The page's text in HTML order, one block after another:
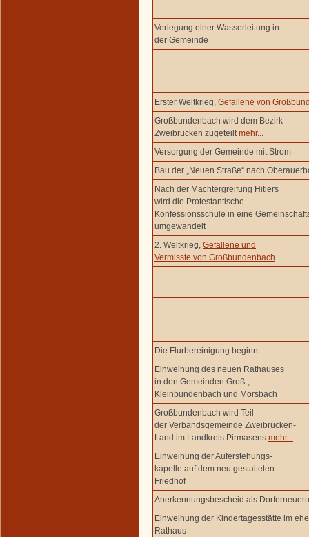
Verlegung einer Wasserleitung in
der Gemeinde
Erster Weltkrieg, Gefallene von
Großbundenbach wird dem Bezirk
Zweibrücken zugeteilt mehr...
Versorgung der Gemeinde mit Strom
Bau der „Neuen Straße“ nach
Nach der Machtergreifung Hitlers
wird die Protestantische
Konfessionsschule in eine
umgewandelt
2. Weltkrieg, Gefallene und
Vermisste von Großbundenbach
Die Flurbereinigung beginnt
Einweihung des neuen Rathauses
in den Gemeinden Groß-,
Kleinbundenbach und Mörsbach
Großbundenbach wird Teil
der Verbandsgemeinde Zweibrücken-
Land im Landkreis Pirmasens mehr...
Einweihung der Auferstehungs-
kapelle auf dem neu gestalteten
Friedhof
Anerkennungsbescheid als
Einweihung der Kindertagesstätte im
Rathaus